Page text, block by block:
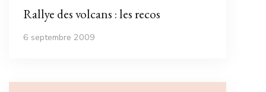
Rallye des volcans : les recos
6 septembre 2009